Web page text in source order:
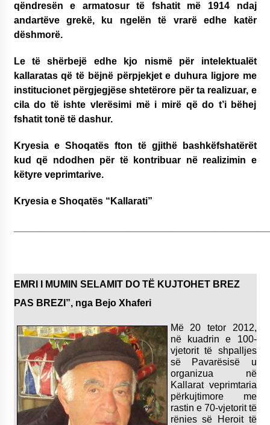
qëndresën e armatosur të fshatit më 1914 ndaj
andartëve grekë, ku ngelën të vrarë edhe katër
dëshmorë.
Le të shërbejë edhe kjo nismë për intelektualët
kallaratas që të bëjnë përpjekjet e duhura ligjore me
institucionet përgjegjëse shtetërore për ta realizuar, e
cila do të ishte vlerësimi më i mirë që do t’i bëhej
fshatit tonë të dashur.
Kryesia e Shoqatës fton të gjithë bashkëfshatërët
kud që ndodhen për të kontribuar në realizimin e
këtyre veprimtarive.
Kryesia e Shoqatës “Kallarati”
EMRI I MUMIN SELAMIT DO TË KUJTOHET BREZ
PAS BREZI”, nga Bejo Xhaferi
Më 20 tetor 2012,
në kuadrin e 100-
vjetorit të shpalljes
së Pavarësisë u
organizua në
Kallarat veprimtaria
përkujtimore me
rastin e 70-vjetorit të
rënies së Heroit të